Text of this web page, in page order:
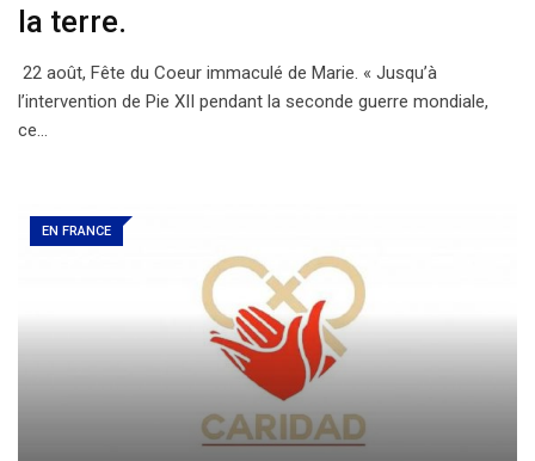
la terre.
22 août, Fête du Coeur immaculé de Marie. « Jusqu’à
l’intervention de Pie XII pendant la seconde guerre mondiale,
ce…
EN FRANCE